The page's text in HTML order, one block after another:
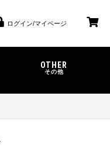
ログイン/マイページ
OTHER
その他